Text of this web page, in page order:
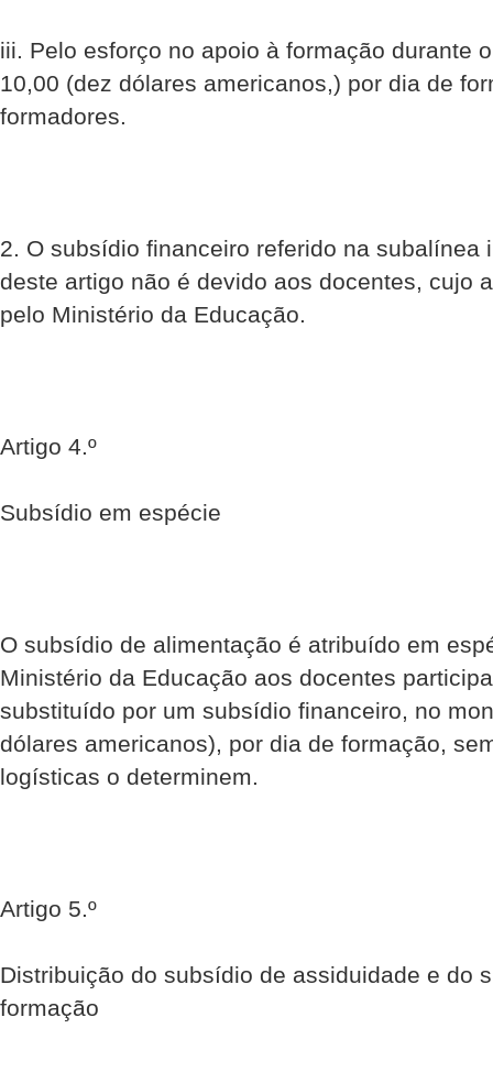
iii. Pelo esforço no apoio à formação durante
10,00 (dez dólares americanos,) por dia de
formadores.
2. O subsídio financeiro referido na subalínea
deste artigo não é devido aos docentes, cujo
pelo Ministério da Educação.
Artigo 4.º
Subsídio em espécie
O subsídio de alimentação é atribuído em
Ministério da Educação aos docentes
substituído por um subsídio financeiro, no
dólares americanos), por dia de formação,
logísticas o determinem.
Artigo 5.º
Distribuição do subsídio de assiduidade e do
formação